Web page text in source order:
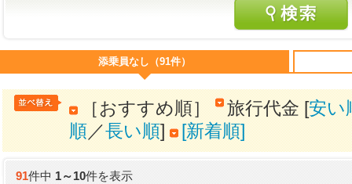
添乗員なし（91件）
［おすすめ順］ 旅行代金 [安い
順／長い順] [新着順]
91件中1～10件を表示